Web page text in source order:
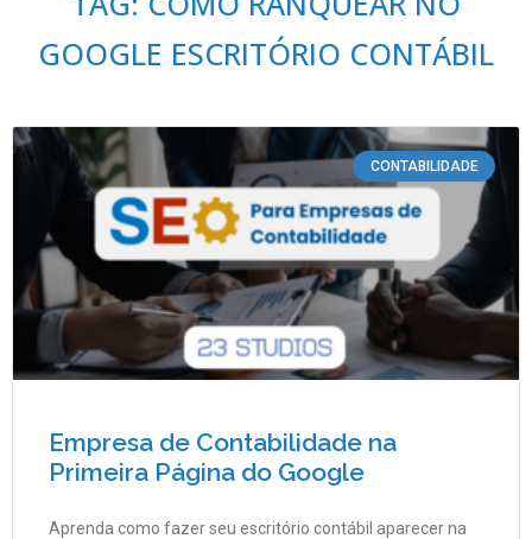
GOOGLE ESCRITÓRIO CONTÁBIL
CONTABILIDADE
Empresa de Contabilidade na
Primeira Página do Google
Aprenda como fazer seu escritório contábil aparecer na